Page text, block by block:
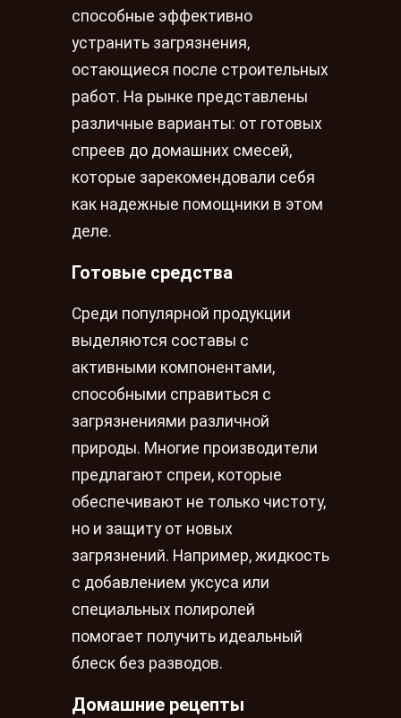
способные эффективно
устранить загрязнения,
остающиеся после строительных
работ. На рынке представлены
различные варианты: от готовых
спреев до домашних смесей,
которые зарекомендовали себя
как надежные помощники в этом
деле.
Готовые средства
Среди популярной продукции
выделяются составы с
активными компонентами,
способными справиться с
загрязнениями различной
природы. Многие производители
предлагают спреи, которые
обеспечивают не только чистоту,
но и защиту от новых
загрязнений. Например, жидкость
с добавлением уксуса или
специальных полиролей
помогает получить идеальный
блеск без разводов.
Домашние рецепты